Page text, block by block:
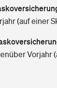
Jetzt
(auf einer
Vorjahr